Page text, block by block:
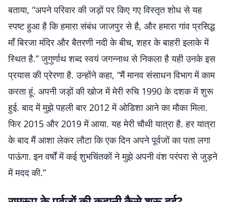
बताया, “अपने परिवार की जड़ों पर किए गए विस्तृत शोध से यह
स्पष्ट हुआ है कि हमारा संबंध जाजपुर से है, और हमारा गांव प्रसिद्ध
माँ बिरजा मंदिर और बैतरणी नदी के बीच, शहर के बाहरी इलाके में
स्थित है.” जुगुर्णाथ शब्द स्वयं जगन्नाथ से निकला है यही उनके इस
प्रयास की प्रेरणा है. उन्होंने कहा, “मैं मानव संसाधन विभाग में काम
करता हूं. अपनी जड़ों की खोज में मेरी रुचि 1990 के दशक में शुरू
हुई. बाद में मुझे पहली बार 2012 में ओडिशा आने का मौका मिला.
फिर 2015 और 2019 में आया. यह मेरी चौथी यात्रा है. हर यात्रा
के बाद मैं आशा लेकर लौटा कि एक दिन अपने पूर्वजों का पता लगा
पाऊंगा. इन वर्षों में कई शुभचिंतकों ने मुझे अपनी वंश परंपरा से जुड़ने
में मदद की.”